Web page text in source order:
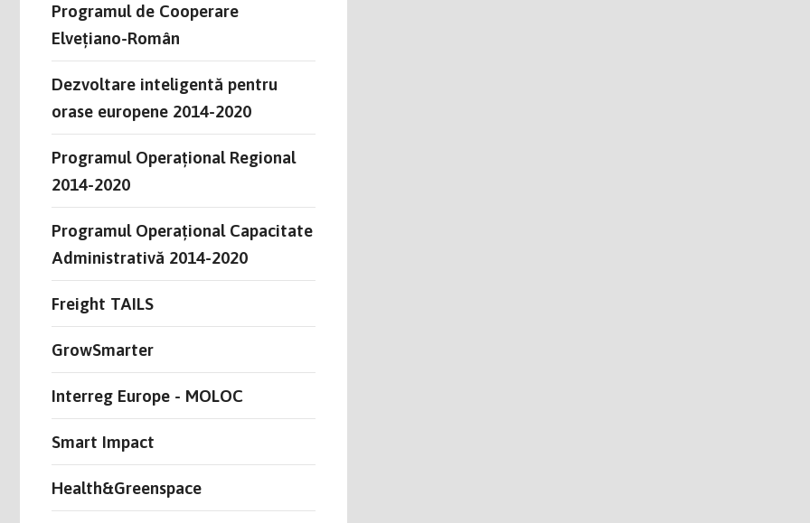
Programul de Cooperare
Elvețiano-Român
Dezvoltare inteligentă pentru
orase europene 2014-2020
Programul Operațional Regional
2014-2020
Programul Operațional Capacitate
Administrativă 2014-2020
Freight TAILS
GrowSmarter
Interreg Europe - MOLOC
Smart Impact
Health&Greenspace